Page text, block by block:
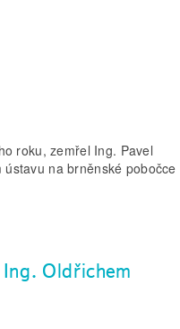
roku, zemřel Ing. Pavel
na brněnské pobočce
Oldřichem